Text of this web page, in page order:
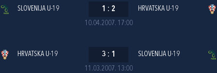
10.04.2007. 17:00
SLOVENIJA U-19 1 : 2 HRVATSKA U-19
11.03.2007. 13:00
HRVATSKA U-19 3 : 1 SLOVENIJA U-19